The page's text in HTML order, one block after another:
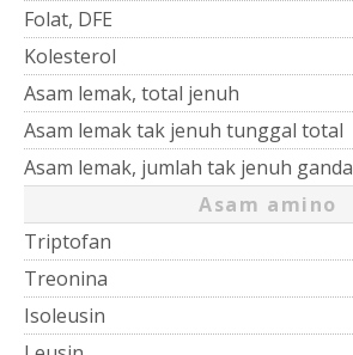
Folat, DFE
Kolesterol
Asam lemak, total jenuh
Asam lemak tak jenuh tunggal total
Asam lemak, jumlah tak jenuh ganda
Asam amino
Triptofan
Treonina
Isoleusin